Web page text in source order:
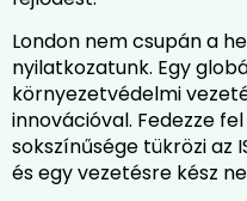
London nem csupán a
nyilatkozatunk. Egy
környezetvédelmi
innovációval. Fedezze
sokszínűsége tükrözi az
és egy vezetésre kész